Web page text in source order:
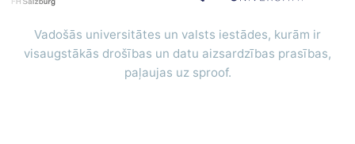
Vadošās universitātes un valsts iestādes, kurām ir
visaugstākās drošības un datu aizsardzības prasības,
paļaujas uz sproof.